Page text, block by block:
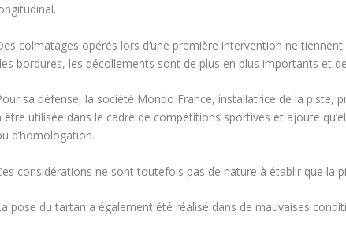
colmatages opérés lors d’une première intervention ne
bordures, les décollements sont de plus en plus importants et
sa défense, la société Mondo France, installatrice de la piste,
être utilisée dans le cadre de compétitions sportives et ajoute
d’homologation.
considérations ne sont toutefois pas de nature à établir que la
pose du tartan a également été réalisé dans de mauvaises